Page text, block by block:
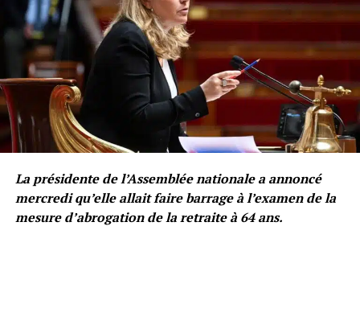
La présidente de l’Assemblée nationale a annoncé
mercredi qu’elle allait faire barrage à l’examen de la
mesure d’abrogation de la retraite à 64 ans.